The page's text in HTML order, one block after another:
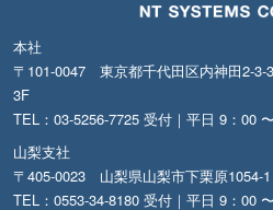
本社
〒101-0047 東京都千代田区内神田2-3-
3F
TEL：03-5256-7725 受付｜平日 9：00
山梨支社
〒405-0023 山梨県山梨市下栗原1054-1
TEL：0553-34-8180 受付｜平日 9：00